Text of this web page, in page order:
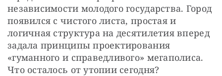
независимости молодого государства. Город
появился с чистого листа, простая и
логичная структура на десятилетия вперед
задала принципы проектирования
«гуманного и справедливого» мегаполиса.
Что осталось от утопии сегодня?